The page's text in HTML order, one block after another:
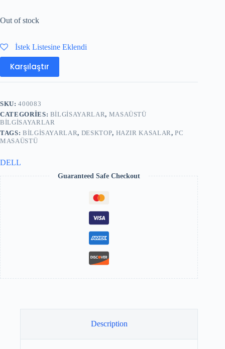
Out of stock
İstek Listesine Eklendi
Karşılaştır
SKU:400083
CATEGORIES: BILGISAYARLAR, MASAÜSTÜ
BILGISAYARLAR
TAGS: BILGISAYARLAR, DESKTOP, HAZIR KASALAR,PC
MASAÜSTÜ
DELL
Guaranteed Safe Checkout
Description